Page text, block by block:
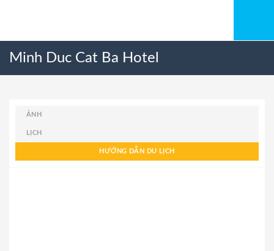
Minh Duc Cat Ba Hotel
ẢNH
LỊCH
HƯỚNG DẪN DU LỊCH